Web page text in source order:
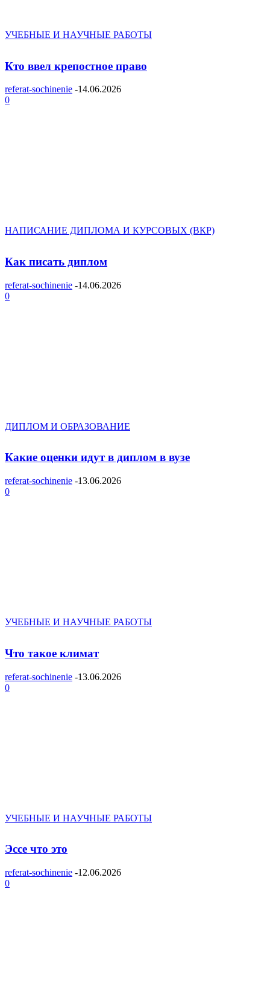
УЧЕБНЫЕ И НАУЧНЫЕ РАБОТЫ
Кто ввел крепостное право
referat-sochinenie -14.06.2026
0
НАПИСАНИЕ ДИПЛОМА И КУРСОВЫХ (ВКР)
Как писать диплом
referat-sochinenie -14.06.2026
0
ДИПЛОМ И ОБРАЗОВАНИЕ
Какие оценки идут в диплом в вузе
referat-sochinenie -13.06.2026
0
УЧЕБНЫЕ И НАУЧНЫЕ РАБОТЫ
Что такое климат
referat-sochinenie -13.06.2026
0
УЧЕБНЫЕ И НАУЧНЫЕ РАБОТЫ
Эссе что это
referat-sochinenie -12.06.2026
0